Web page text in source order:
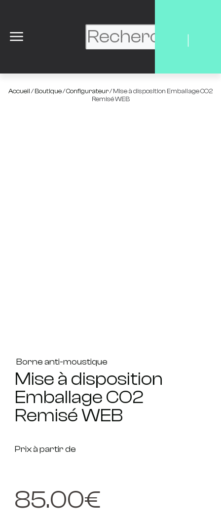
Accueil /Boutique/Configurateur/ Mise à disposition Emballage CO2
Remisé WEB
Borne anti-moustique
Mise à disposition
Emballage CO2
Remisé WEB
Prix à partir de
85.00€